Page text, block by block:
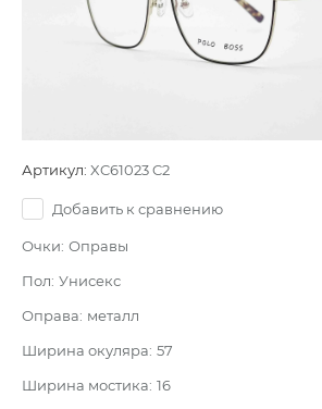
Артикул: XC61023 C2
Добавить к сравнению
Очки: Оправы
Пол: Унисекс
Оправа: металл
Ширина окуляра: 57
Ширина мостика: 16